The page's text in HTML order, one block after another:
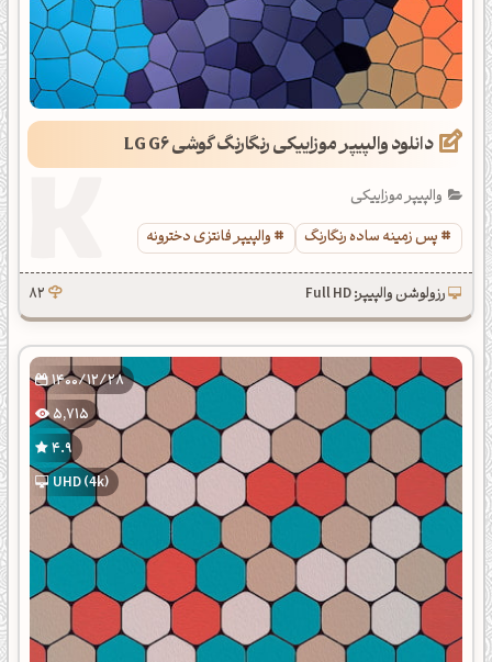
دانلود والپیپر موزاییکی رنگارنگ گوشی LG G6
والپیپر موزاییکی
پس زمینه ساده رنگارنگ
والپیپر فانتزی دخترونه
رزولوشن والپیپر: Full HD 82
1400/12/28
5,715
4.9
UHD (4k)